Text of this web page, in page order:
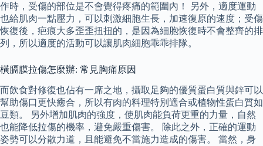
作時，受傷的部位是不會覺得疼痛的範圍內！ 另外，適度運動
也給肌肉一點壓力，可以刺激細胞生長，加速復原的速度；受傷
恢復後，疤痕大多歪歪扭扭的，是因為細胞恢復時不會整齊的排
列，所以適度的活動可以讓肌肉細胞乖乖排隊。
橫膈膜拉傷怎麼辦: 常見胸痛原因
而飲食對修復也佔有一席之地，攝取足夠的優質蛋白質與鋅可以
幫助傷口更快癒合，所以有肉的料理特別適合或植物性蛋白質如
豆類。 另外增加肌肉的強度，使肌肉能負荷更重的力量，自然
也能降低拉傷的機率，避免嚴重傷害。 除此之外，正確的運動
姿勢可以分散力道，且能避免不當施力造成的傷害。 當然，身